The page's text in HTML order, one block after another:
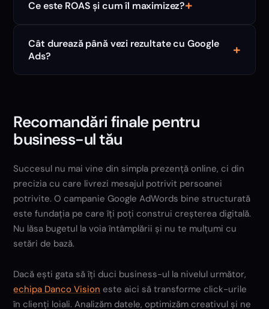
Ce este ROAS și cum îl maximizez?+
Cât durează până vezi rezultate cu Google
Ads?
+
Recomandări finale pentru
business-ul tău
Succesul nu mai vine din simpla prezență online, ci din
precizia cu care livrezi mesajul potrivit persoanei
potrivite. O campanie Google AdWords bine structurată
este fundația pe care îți poți construi creșterea digitală.
Nu lăsa bugetul la voia întâmplării și nu te mulțumi cu
setări de bază.
Dacă ești gata să îți duci business-ul la nivelul următor,
echipa Danco Vision este aici să transforme click-urile
în clienți loiali. Analizăm datele, optimizăm creativul și ne